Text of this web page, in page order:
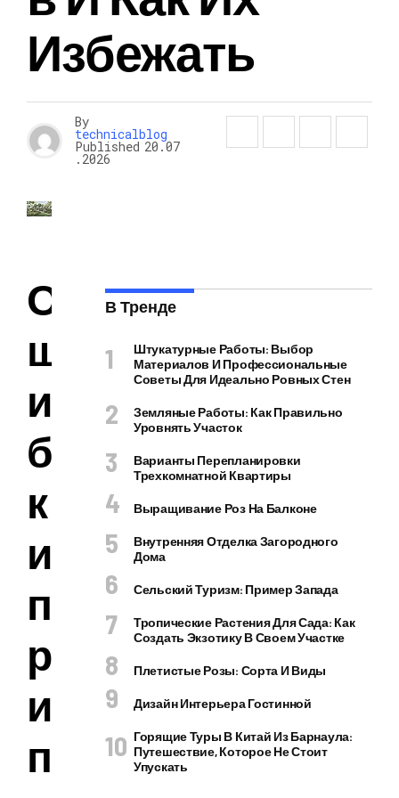
Избежать
By
technicalblog
Published 20.07
.2026
О
ш
и
б
к
и
п
р
и
п
В Тренде
Штукатурные Работы: Выбор
Материалов И Профессиональные
Советы Для Идеально Ровных Стен
Земляные Работы: Как Правильно
Уровнять Участок
Варианты Перепланировки
Трехкомнатной Квартиры
Выращивание Роз На Балконе
Внутренняя Отделка Загородного
Дома
Сельский Туризм: Пример Запада
Тропические Растения Для Сада: Как
Создать Экзотику В Своем Участке
Плетистые Розы: Сорта И Виды
Дизайн Интерьера Гостинной
Горящие Туры В Китай Из Барнаула:
Путешествие, Которое Не Стоит
Упускать